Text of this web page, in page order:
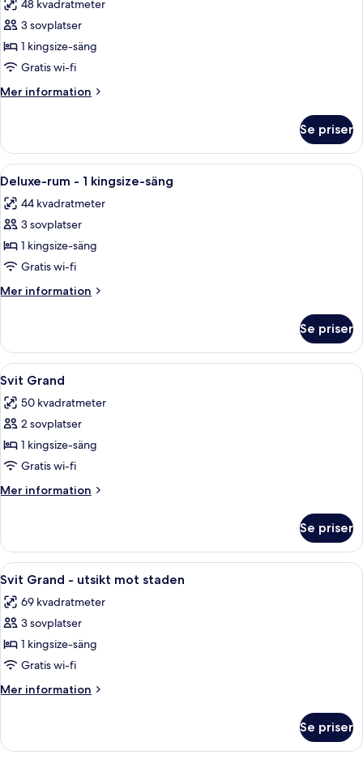
(Club
Access)
foton
för
Juniorsvit
48 kvadratmeter
3 sovplatser
1 kingsize-säng
Gratis wi-fi
Mer information
Mer
Se priser
Öppna
alla
foton
för
Deluxe-
rum
-
1
säng
Ett modernt hotellrum med en stor
6
Deluxe-rum - 1 kingsize-säng
44 kvadratmeter
3 sovplatser
1 kingsize-säng
Gratis wi-fi
Mer information
Mer
rum
1
säng
Se priser
Öppna
alla
foton
för
Svit
Grand
Ett modernt hotellrum med en stor
9
Svit Grand
50 kvadratmeter
2 sovplatser
1 kingsize-säng
Gratis wi-fi
Mer information
Mer
Grand
Se priser
Öppna
alla
foton
för
Svit
Grand
-
utsikt
staden
Ett modernt hotellrum med en stor
11
Svit Grand - utsikt mot staden
69 kvadratmeter
3 sovplatser
1 kingsize-säng
Gratis wi-fi
Mer information
Mer
Grand
Se priser